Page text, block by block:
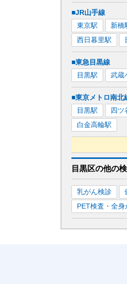
■JR山手線
東京駅 新橋
西日暮里駅
■東急目黒線
目黒駅 武蔵
■東京メトロ南北
目黒駅 四ツ
白金高輪駅
■都営三田線
目黒駅 巣鴨
目黒区の他の
乳がん検診
PET検査・全